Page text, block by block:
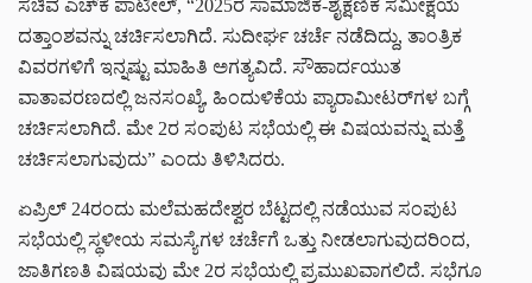
ಸಚಿವ ಎಚ್‌ಕೆ ಪಾಟೀಲ್, “2025ರ ಸಾಮಾಜಿಕ-ಶೈಕ್ಷಣಿಕ ಸಮೀಕ್ಷೆಯ
ದತ್ತಾಂಶವನ್ನು ಚರ್ಚಿಸಲಾಗಿದೆ. ಸುದೀರ್ಘ ಚರ್ಚೆ ನಡೆದಿದ್ದು, ತಾಂತ್ರಿಕ
ವಿವರಗಳಿಗೆ ಇನ್ನಷ್ಟು ಮಾಹಿತಿ ಅಗತ್ಯವಿದೆ. ಸೌಹಾರ್ದಯುತ
ವಾತಾವರಣದಲ್ಲಿ ಜನಸಂಖ್ಯೆ, ಹಿಂದುಳಿಕೆಯ ಪ್ಯಾರಾಮೀಟರ್‌ಗಳ ಬಗ್ಗೆ
ಚರ್ಚಿಸಲಾಗಿದೆ. ಮೇ 2ರ ಸಂಪುಟ ಸಭೆಯಲ್ಲಿ ಈ ವಿಷಯವನ್ನು ಮತ್ತೆ
ಚರ್ಚಿಸಲಾಗುವುದು” ಎಂದು ತಿಳಿಸಿದರು.
ಏಪ್ರಿಲ್ 24ರಂದು ಮಲೆಮಹದೇಶ್ವರ ಬೆಟ್ಟದಲ್ಲಿ ನಡೆಯುವ ಸಂಪುಟ
ಸಭೆಯಲ್ಲಿ ಸ್ಥಳೀಯ ಸಮಸ್ಯೆಗಳ ಚರ್ಚೆಗೆ ಒತ್ತು ನೀಡಲಾಗುವುದರಿಂದ,
ಜಾತಿಗಣತಿ ವಿಷಯವು ಮೇ 2ರ ಸಭೆಯಲ್ಲಿ ಪ್ರಮುಖವಾಗಲಿದೆ. ಸಭೆಗೂ